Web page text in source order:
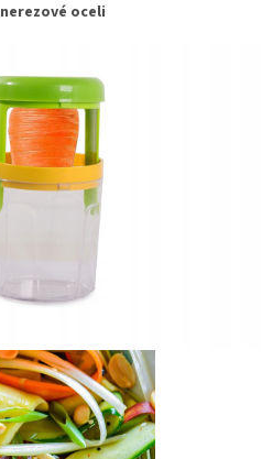
nerezové oceli